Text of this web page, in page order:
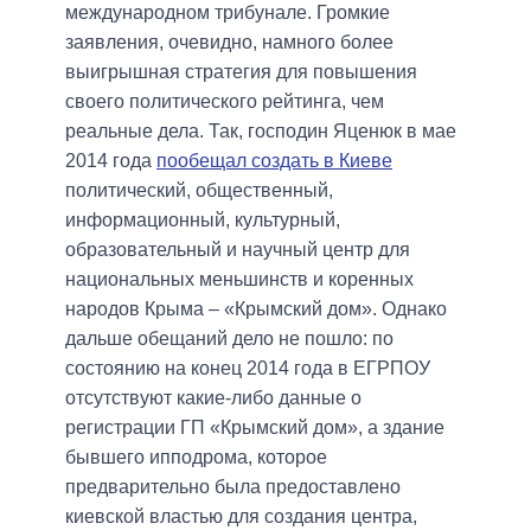
международном трибунале. Громкие
заявления, очевидно, намного более
выигрышная стратегия для повышения
своего политического рейтинга, чем
реальные дела. Так, господин Яценюк в мае
2014 года пообещал создать в Киеве
политический, общественный,
информационный, культурный,
образовательный и научный центр для
национальных меньшинств и коренных
народов Крыма – «Крымский дом». Однако
дальше обещаний дело не пошло: по
состоянию на конец 2014 года в ЕГРПОУ
отсутствуют какие-либо данные о
регистрации ГП «Крымский дом», а здание
бывшего ипподрома, которое
предварительно была предоставлено
киевской властью для создания центра,